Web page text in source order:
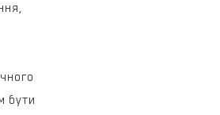
бути